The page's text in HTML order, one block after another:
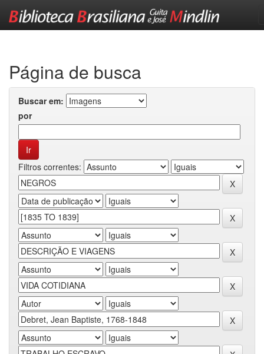
Página de busca
Buscar em:
por
Filtros correntes: